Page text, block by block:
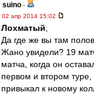
suino -
02 апр 2014 15:02
Лохматый
Да где же вы там
Жано увидели? 19
матча, когда он
первом и втором туре,
привыкал к новому